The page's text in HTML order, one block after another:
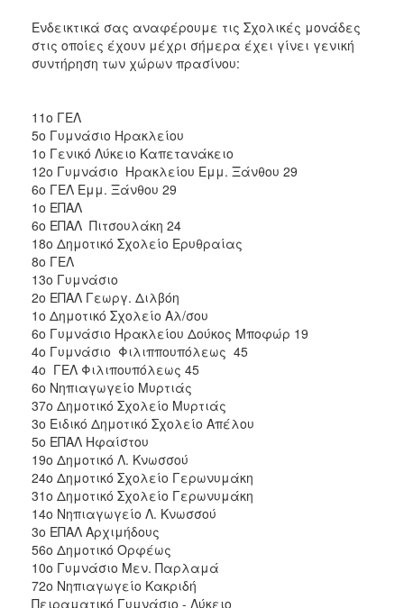
Ενδεικτικά σας αναφέρουμε τις Σχολικές μονάδες
στις οποίες έχουν μέχρι σήμερα έχει γίνει γενική
συντήρηση των χώρων πρασίνου:
11ο ΓΕΛ
5ο Γυμνάσιο Ηρακλείου
1ο Γενικό Λύκειο Καπετανάκειο
12ο Γυμνάσιο Ηρακλείου Εμμ. Ξάνθου 29
6ο ΓΕΛ Εμμ. Ξάνθου 29
1ο ΕΠΑΛ
6ο ΕΠΑΛ Πιτσουλάκη 24
18ο Δημοτικό Σχολείο Ερυθραίας
8ο ΓΕΛ
13ο Γυμνάσιο
2ο ΕΠΑΛ Γεωργ. Διλβόη
1ο Δημοτικό Σχολείο Αλ/σου
6ο Γυμνάσιο Ηρακλείου Δούκος Μποφώρ 19
4ο Γυμνάσιο Φιλιππουπόλεως 45
4ο ΓΕΛ Φιλιπουπόλεως 45
6ο Νηπιαγωγείο Μυρτιάς
37ο Δημοτικό Σχολείο Μυρτιάς
3ο Ειδικό Δημοτικό Σχολείο Απέλου
5ο ΕΠΑΛ Ηφαίστου
19ο Δημοτικό Λ. Κνωσσού
24ο Δημοτικό Σχολείο Γερωνυμάκη
31ο Δημοτικό Σχολείο Γερωνυμάκη
14ο Νηπιαγωγείο Λ. Κνωσσού
3ο ΕΠΑΛ Αρχιμήδους
56ο Δημοτικό Ορφέως
10ο Γυμνάσιο Μεν. Παρλαμά
72ο Νηπιαγωγείο Κακριδή
Πειραματικό Γυμνάσιο - Λύκειο